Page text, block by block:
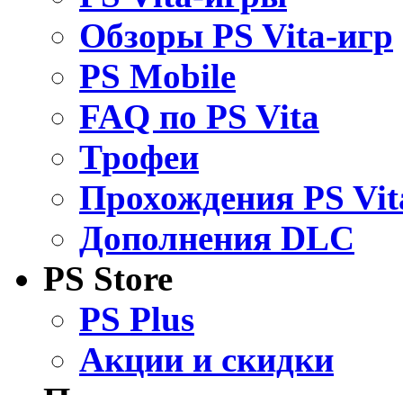
Обзоры PS Vita-игр
PS Mobile
FAQ по PS Vita
Трофеи
Прохождения PS
Дополнения DLC
PS Store
PS Plus
Акции и скидки